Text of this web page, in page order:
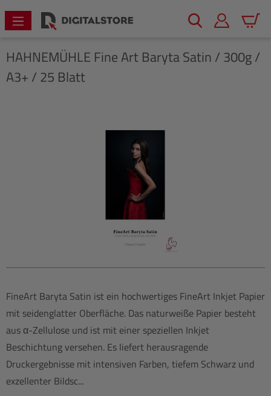
springen
HAHNEMÜHLE Fine Art Baryta Satin / 300g /
A3+ / 25 Blatt
Bildergalerie überspringen
FineArt Baryta Satin ist ein hochwertiges FineArt Inkjet Papier
mit seidenglatter Oberfläche. Das naturweiße Papier besteht
aus α-Zellulose und ist mit einer speziellen Inkjet
Beschichtung versehen. Es liefert herausragende
Druckergebnisse mit intensiven Farben, tiefem Schwarz und
exzellenter Bildsc...